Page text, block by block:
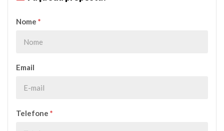
Nome *
Email
Telefone *